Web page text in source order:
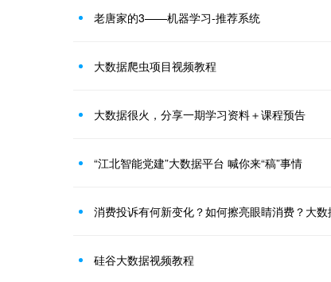
老唐家的3——机器学习-推荐系统
大数据爬虫项目视频教程
大数据很火，分享一期学习资料＋课程预告
“江北智能党建”大数据平台 喊你来“稿”事情
消费投诉有何新变化？如何擦亮眼睛消费？大
硅谷大数据视频教程